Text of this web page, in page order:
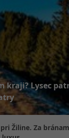
kraji? Lysec
Žiline. Za